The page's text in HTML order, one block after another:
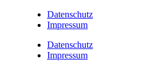
Datenschutz
Impressum
Datenschutz
Impressum